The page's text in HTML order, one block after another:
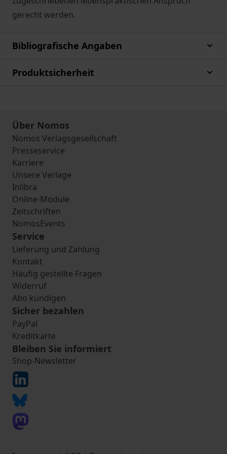
gerecht werden.
Bibliografische Angaben
Produktsicherheit
Über Nomos
Nomos Verlagsgesellschaft
Presseservice
Karriere
Unsere Verlage
Inlibra
Online-Module
Zeitschriften
NomosEvents
Service
Lieferung und Zahlung
Kontakt
Häufig gestellte Fragen
Widerruf
Abo kündigen
Sicher bezahlen
PayPal
Kreditkarte
Bleiben Sie informiert
Shop-Newsletter